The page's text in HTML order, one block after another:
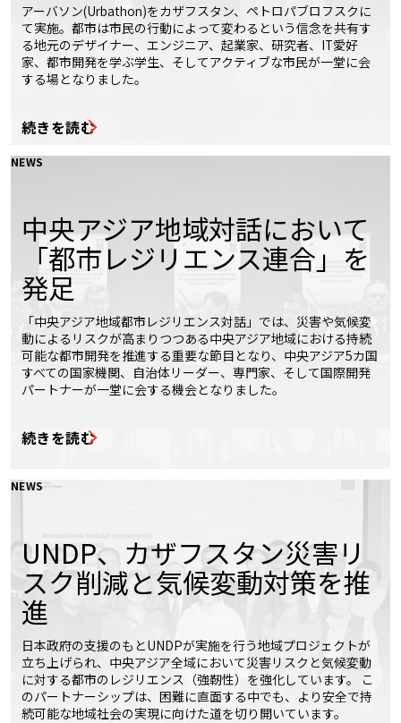
アーバソン(Urbathon)をカザフスタン、ペトロパブロフスクに
て実施。都市は市民の行動によって変わるという信念を共有す
る地元のデザイナー、エンジニア、起業家、研究者、IT愛好
家、都市開発を学ぶ学生、そしてアクティブな市民が一堂に会
する場となりました。
続きを読む
NEWS
中央アジア地域対話において
「都市レジリエンス連合」を
発足
「中央アジア地域都市レジリエンス対話」では、災害や気候変
動によるリスクが高まりつつある中央アジア地域における持続
可能な都市開発を推進する重要な節目となり、中央アジア5カ国
すべての国家機関、自治体リーダー、専門家、そして国際開発
パートナーが一堂に会する機会となりました。
続きを読む
NEWS
UNDP、カザフスタン災害リ
スク削減と気候変動対策を推
進
日本政府の支援のもとUNDPが実施を行う地域プロジェクトが
立ち上げられ、中央アジア全域において災害リスクと気候変動
に対する都市のレジリエンス（強靭性）を強化しています。 こ
のパートナーシップは、困難に直面する中でも、より安全で持
続可能な地域社会の実現に向けた道を切り開いています。